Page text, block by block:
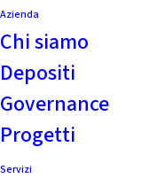
Azienda
Chi siamo
Depositi
Governance
Progetti
Servizi